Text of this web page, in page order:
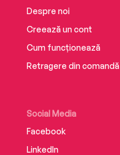
Despre noi
Creează un cont
Cum funcționează
Retragere din comandă
Social Media
Facebook
LinkedIn